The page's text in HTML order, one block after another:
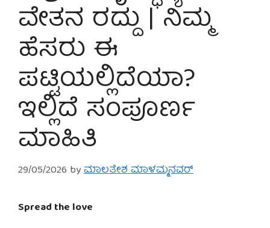
ವೇತನ ರದ್ದು | ನಿಮ್ಮ
ಹೆಸರು ಈ
ಪಟ್ಟಿಯಲ್ಲಿದೆಯಾ?
ಇಲ್ಲಿದೆ ಸಂಪೂರ್ಣ
ಮಾಹಿತಿ
29/05/2026 byಮಾಲತೇಶ ಮಾಳಮ್ಮನವರ್
Spread the love